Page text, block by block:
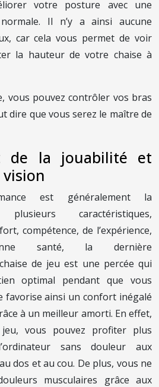
votre posture avec une
Il n’y a ainsi aucune
car cela vous permet de voir
la hauteur de votre chaise à
vous pouvez contrôler vos bras
dire que vous serez le maître de
de la jouabilité et
est généralement la
caractéristiques,
compétence, de l’expérience,
santé, la dernière
de jeu est une percée qui
optimal pendant que vous
favorise ainsi un confort inégalé
à un meilleur amorti. En effet,
vous pouvez profiter plus
sans douleur aux
dos et au cou. De plus, vous ne
musculaires grâce aux